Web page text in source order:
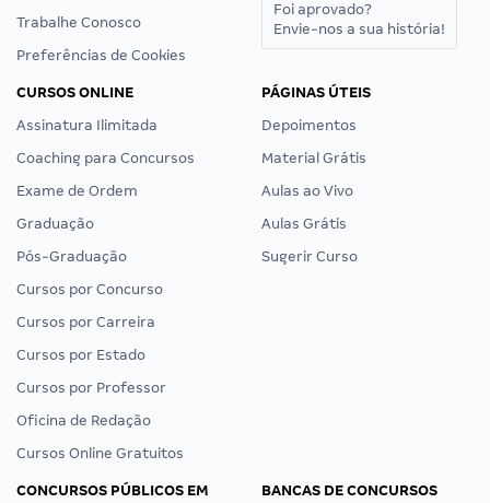
Trabalhe Conosco
Preferências de Cookies
Foi aprovado?
Envie-nos a sua história!
CURSOS ONLINE
Assinatura Ilimitada
Coaching para Concursos
Exame de Ordem
Graduação
Pós-Graduação
Cursos por Concurso
Cursos por Carreira
Cursos por Estado
Cursos por Professor
Oficina de Redação
Cursos Online Gratuitos
PÁGINAS ÚTEIS
Depoimentos
Material Grátis
Aulas ao Vivo
Aulas Grátis
Sugerir Curso
CONCURSOS PÚBLICOS EM
BANCAS DE CONCURSOS